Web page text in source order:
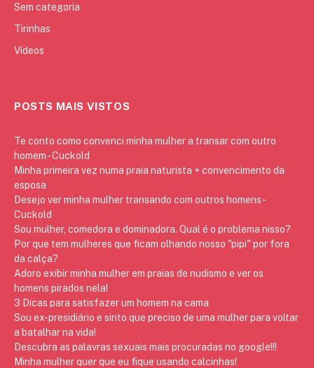
Sem categoria
Tirinhas
Vídeos
POSTS MAIS VISTOS
Te conto como convenci minha mulher a transar com outro
homem - Cuckold
Minha primeira vez numa praia naturista + convencimento da
esposa
Desejo ver minha mulher transando com outros homens -
Cuckold
Sou mulher, comedora e dominadora. Qual é o problema nisso?
Por que tem mulheres que ficam olhando nosso "pipi" por fora
da calça?
Adoro exibir minha mulher em praias de nudismo e ver os
homens pirados nela!
3 Dicas para satisfazer um homem na cama
Sou ex-presidiário e sinto que preciso de uma mulher para voltar
a batalhar na vida!
Descubra as palavras sexuais mais procuradas no google!!!
Minha mulher quer que eu fique usando calcinhas!